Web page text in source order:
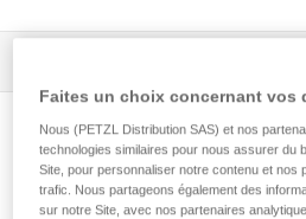
Faites un choix concernant vos
Nous (PETZL Distribution SAS) et nos
technologies similaires pour nous assurer du
Site, pour personnaliser notre contenu et nos
trafic. Nous partageons également des
sur notre Site, avec nos partenaires